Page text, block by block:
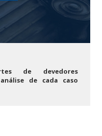
de devedores
de cada caso